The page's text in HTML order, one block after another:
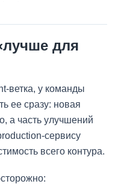
для
ветка, у команды
ее сразу: новая
а часть улучшений
сервису
всего контура.